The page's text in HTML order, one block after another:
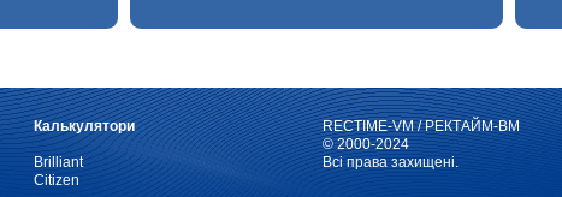
Калькулятори
Brilliant
Citizen
RECTIME-VM / РЕКТАЙМ-ВМ
© 2000-2024
Всі права захищені.